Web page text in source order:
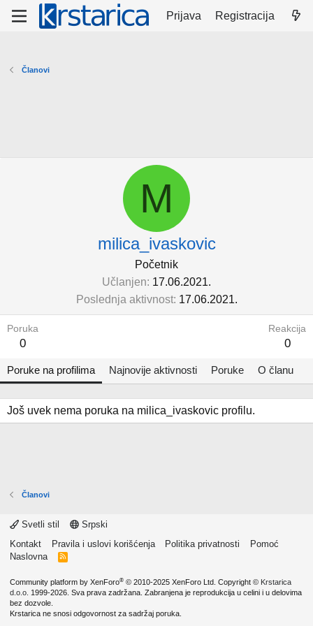
Prijava Registracija
Članovi
M
milica_ivaskovic
Početnik
Učlanjen 17.06.2021.
Poslednja aktivnost 17.06.2021.
Poruka
0
Reakcija
0
Poruke na profilima Najnovije aktivnosti Poruke O članu
Još uvek nema poruka na milica_ivaskovic profilu.
Članovi
Svetli stil
Srpski
Kontakt
Pravila i uslovi korišćenja Politika privatnosti
Pomoć
Naslovna
R
Community platform by XenForo® © 2010-2025 XenForo Ltd. Copyright © Krstarica
d.o.o. 1999-2026. Sva prava zadržana. Zabranjena je reprodukcija u celini i u delovima
bez dozvole.
Krstarica ne snosi odgovornost za sadržaj poruka.